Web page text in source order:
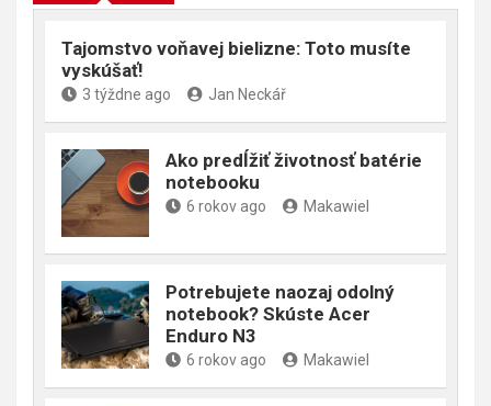
Tajomstvo voňavej bielizne: Toto musíte
vyskúšať!
3 týždne ago Jan Neckář
Ako predĺžiť životnosť batérie
notebooku
6 rokov ago Makawiel
Potrebujete naozaj odolný
notebook? Skúste Acer
Enduro N3
6 rokov ago Makawiel